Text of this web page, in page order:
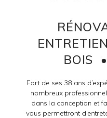
BOIS
Fort de ses 38 ans
nombreux
dans la conception et
vous permettront